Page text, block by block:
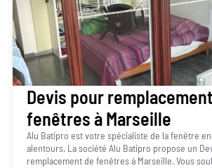
Devis pour
fenêtres à Marseille
Alu Batipro est votre spécialiste de la fenêtre
alentours. La société Alu Batipro propose un
remplacement de fenêtres à Marseille. Vous